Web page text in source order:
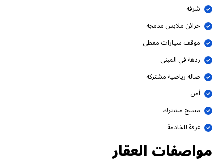
شرفة
خزائن ملابس مدمجة
موقف سيارات مغطى
ردهة في المبنى
صالة رياضية مشتركة
أمن
مسبح مشترك
غرفة للخادمة
مواصفات العقار